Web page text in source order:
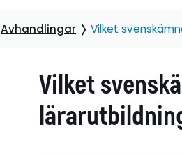
Avhandlingar Vilket
Vilket